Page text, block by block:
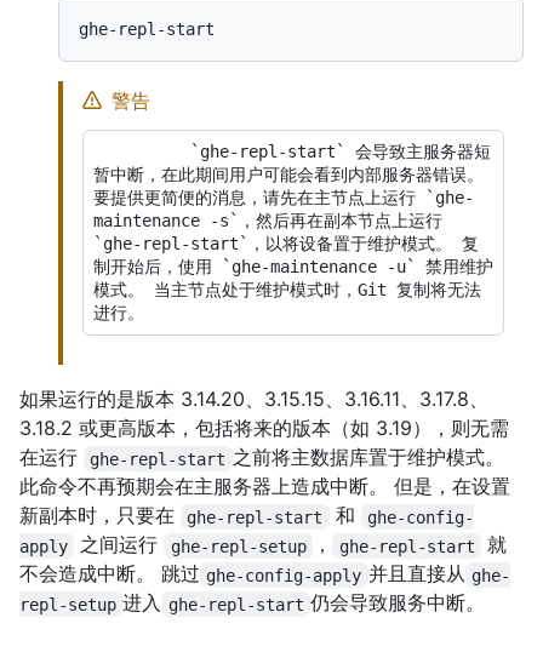
警告
暂中断，在此期间用户可能会看到内部服务器错误。
要提供更简便的消息，请先在主节点上运行 `ghe-
maintenance -s`，然后再在副本节点上运行
`ghe-repl-start`，以将设备置于维护模式。 复
制开始后，使用 `ghe-maintenance -u` 禁用维护
模式。 当主节点处于维护模式时，Git 复制将无法
如果运行的是版本 3.14.20、3.15.15、3.16.11、3.17.8、
3.18.2 或更高版本，包括将来的版本（如 3.19），则无需
在运行
ghe-repl-start 之前将主数据库置于维护模式。
此命令不再预期会在主服务器上造成中断。 但是，在设置
新副本时，只要在
ghe-repl-start 和
ghe-config-
apply
之间运行 ghe-repl-setup ， ghe-repl-start
就
不会造成中断。 跳过 ghe-config-apply 并且直接从 ghe-
repl-setup 进入 ghe-repl-start 仍会导致服务中断。